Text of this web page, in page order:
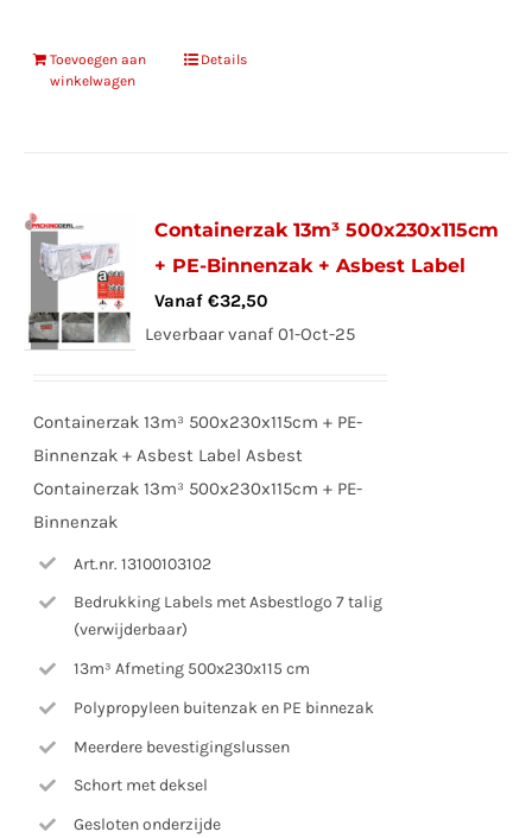
Toevoegen aan
winkelwagen
Details
Containerzak 13m³ 500x230x115cm
+ PE-Binnenzak + Asbest Label
Vanaf €32,50
Leverbaar vanaf 01-Oct-25
Containerzak 13m³ 500x230x115cm + PE-
Binnenzak + Asbest Label Asbest
Containerzak 13m³ 500x230x115cm + PE-
Binnenzak
Art.nr. 13100103102
Bedrukking Labels met Asbestlogo 7 talig
(verwijderbaar)
13m³ Afmeting 500x230x115 cm
Polypropyleen buitenzak en PE binnezak
Meerdere bevestigingslussen
Schort met deksel
Gesloten onderzijde